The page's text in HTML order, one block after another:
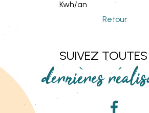
Kwh/an
Retour
SUIVEZ
dernières